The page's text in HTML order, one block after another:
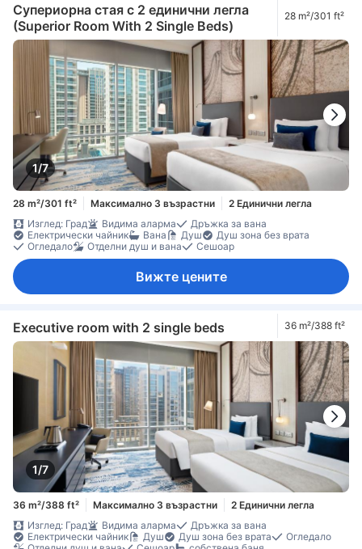
Супериорна стая с 2 единични легла
(Superior Room With 2 Single Beds)
28 m²/301 ft²
1/7
28 m²/301 ft² Максимално 3 възрастни
2 Единични легла
Изглед: Град
Видима аларма
Дръжка за вана
Електрически чайник
Вана Душ
Душ зона без врата
Огледало
Отделни душ и вана Сешоар
Вижте цените
Executive room with 2 single beds 36 m²/388 ft²
1/7
36 m²/388 ft² Максимално 3 възрастни
2 Единични легла
Изглед: Град
Видима аларма
Дръжка за вана
Електрически чайник
Душ Душ зона без врата
Огледало